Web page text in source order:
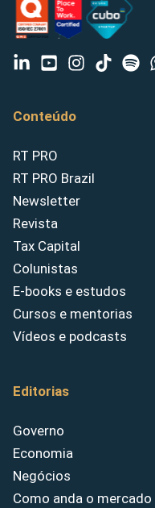
Conteúdo
RT PRO
RT PRO Brazil
Newsletter
Revista
Tax Capital
Colunistas
E-books e estudos
Cursos e mentorias
Vídeos e podcasts
Editorias
Governo
Economia
Negócios
Como anda o mercado